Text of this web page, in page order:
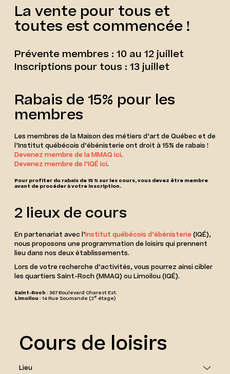
La vente pour tous et
toutes est commencée !
Prévente membres : 10 au 12 juillet
Inscriptions pour tous : 13 juillet
Rabais de 15% pour les
membres
Les membres de la Maison des métiers d’art de Québec et de
l’Institut québécois d’ébénisterie ont droit à 15% de rabais !
Devenez membre de la MMAQ ici.
Devenez membre de l’IQÉ ici.
Pour profiter du rabais de 15 % sur les cours, vous devez être membre
avant de procéder à votre inscription.
2 lieux de cours
En partenariat avec l’Institut québécois d’ébénisterie (IQÉ),
nous proposons une programmation de loisirs qui prennent
lieu dans nos deux établissements.
Lors de votre recherche d’activités, vous pourrez ainsi cibler
les quartiers Saint-Roch (MMAQ) ou Limoilou (IQÉ).
Saint-Roch : 367 Boulevard Charest Est.
Limoilou : 14 Rue Soumande (2e étage)
Cours de loisirs
Lieu